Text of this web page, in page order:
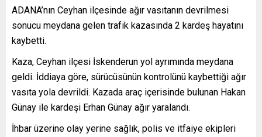
ADANA’nın Ceyhan ilçesinde ağır vasıtanın devrilmesi
sonucu meydana gelen trafik kazasında 2 kardeş hayatını
kaybetti.
Kaza, Ceyhan ilçesi İskenderun yol ayrımında meydana
geldi. İddiaya göre, sürücüsünün kontrolünü kaybettiği ağır
vasıta yola devrildi. Kazada araç içerisinde bulunan Hakan
Günay ile kardeşi Erhan Günay ağır yaralandı.
İhbar üzerine olay yerine sağlık, polis ve itfaiye ekipleri